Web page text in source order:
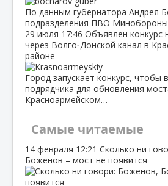
По данным губернатора Андрея
подразделения ПВО
29 июля 17:46 Объявлен конкурс
через Волго‑Донской канал в
районе
Город запускает конкурс, чтобы
подрядчика для обновления
Красноармейском…
Самые читаемые
14 февраля 12:21 Сколько ни
Боженов – мост не появится